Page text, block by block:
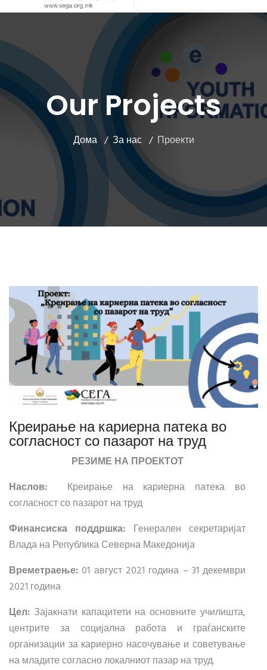
Our Projects
Дома За нас Проекти
Креирање на кариерна патека во
согласност со пазарот на труд
РЕЗИМЕ НА ПРОЕКТОТ
Наслов: Креирање на кариерна патека во
согласност со пазарот на труд
Финансиска поддршка: Генерален секретаријат
Влада на Република Северна Македонија
Времетраење:01 август 2021 година – 31 декември
2021 година
Цел: Зајакнати капацитети на основните училишта,
центрите за социјална работа и граѓанските
организации за кариерно насочување и советување
на младите согласно локалниот пазар на труд.